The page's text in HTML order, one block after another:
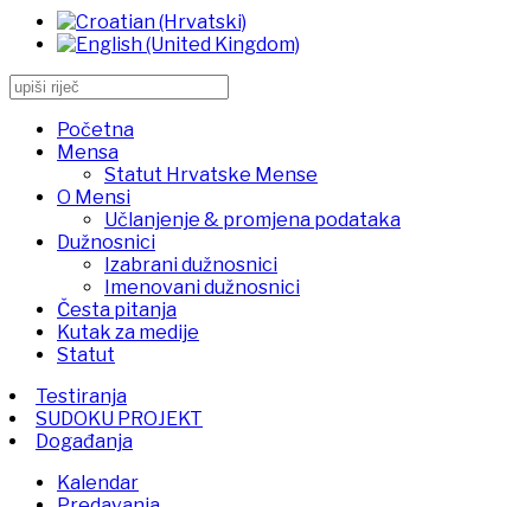
Početna
Mensa
Statut Hrvatske Mense
O Mensi
Učlanjenje & promjena podataka
Dužnosnici
Izabrani dužnosnici
Imenovani dužnosnici
Česta pitanja
Kutak za medije
Statut
Testiranja
SUDOKU PROJEKT
Događanja
Kalendar